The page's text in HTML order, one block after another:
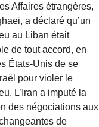
Affaires étrangères,
a déclaré qu’un
au Liban était
de tout accord, en
États-Unis de se
pour violer le
L’Iran a imputé la
des négociations aux
de